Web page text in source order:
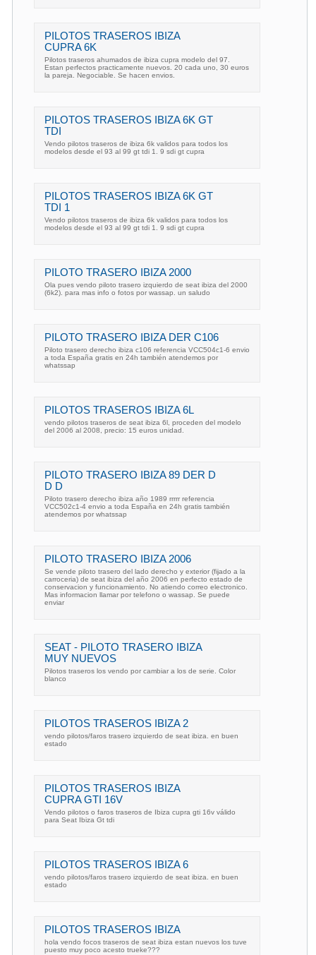
PILOTOS TRASEROS IBIZA
CUPRA 6K
Pilotos traseros ahumados de ibiza cupra modelo del 97.
Estan perfectos practicamente nuevos. 20 cada uno, 30 euros
la pareja. Negociable. Se hacen envios.
PILOTOS TRASEROS IBIZA 6K GT
TDI
Vendo pilotos traseros de ibiza 6k validos para todos los
modelos desde el 93 al 99 gt tdi 1. 9 sdi gt cupra
PILOTOS TRASEROS IBIZA 6K GT
TDI 1
Vendo pilotos traseros de ibiza 6k validos para todos los
modelos desde el 93 al 99 gt tdi 1. 9 sdi gt cupra
PILOTO TRASERO IBIZA 2000
Ola pues vendo piloto trasero izquierdo de seat ibiza del 2000
(6k2). para mas info o fotos por wassap. un saludo
PILOTO TRASERO IBIZA DER C106
Piloto trasero derecho ibiza c106 referencia VCC504c1-6 envio
a toda España gratis en 24h también atendemos por
whatssap
PILOTOS TRASEROS IBIZA 6L
vendo pilotos traseros de seat ibiza 6l, proceden del modelo
del 2006 al 2008, precio: 15 euros unidad.
PILOTO TRASERO IBIZA 89 DER D
D D
Piloto trasero derecho ibiza año 1989 rrrrr referencia
VCC502c1-4 envio a toda España en 24h gratis también
atendemos por whatssap
PILOTO TRASERO IBIZA 2006
Se vende piloto trasero del lado derecho y exterior (fijado a la
carroceria) de seat ibiza del año 2006 en perfecto estado de
conservacion y funcionamiento. No atiendo correo electronico.
Mas informacion llamar por telefono o wassap. Se puede
enviar
SEAT - PILOTO TRASERO IBIZA
MUY NUEVOS
Pilotos traseros los vendo por cambiar a los de serie. Color
blanco
PILOTOS TRASEROS IBIZA 2
vendo pilotos/faros trasero izquierdo de seat ibiza. en buen
estado
PILOTOS TRASEROS IBIZA
CUPRA GTI 16V
Vendo pilotos o faros traseros de Ibiza cupra gti 16v válido
para Seat Ibiza Gt tdi
PILOTOS TRASEROS IBIZA 6
vendo pilotos/faros trasero izquierdo de seat ibiza. en buen
estado
PILOTOS TRASEROS IBIZA
hola vendo focos traseros de seat ibiza estan nuevos los tuve
puesto muy poco acesto trueke???